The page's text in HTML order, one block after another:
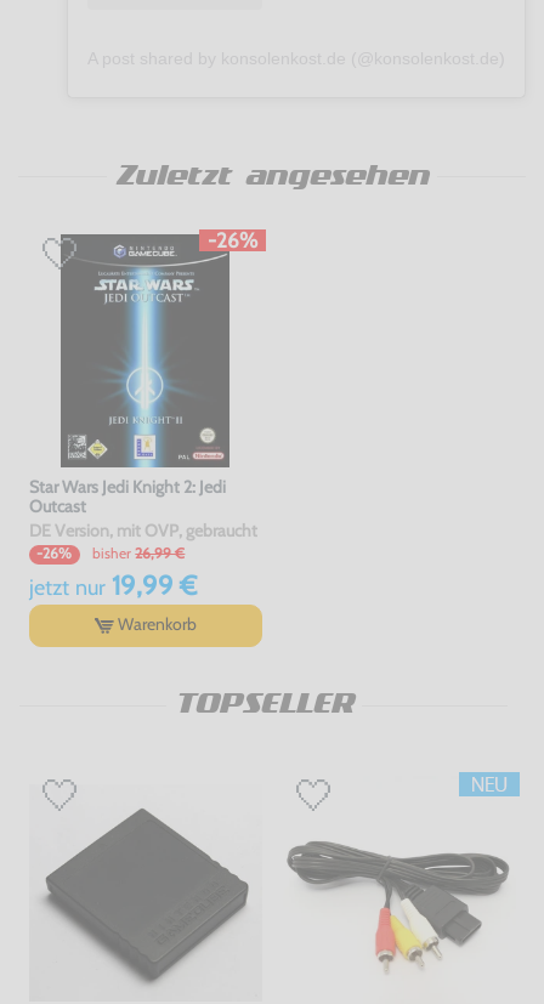
Zuletzt angesehen
-26%
Star Wars Jedi Knight 2: Jedi
Outcast
DE Version, mit OVP, gebraucht
-26% bisher 26,99 €
jetzt nur19,99 €
Warenkorb
TOPSELLER